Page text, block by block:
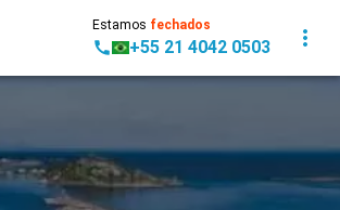
Estamos fechados
+55 21 4042 0503